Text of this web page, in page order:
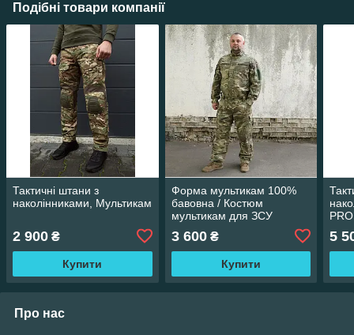
Подібні товари компанії
Тактичні штани з
наколінниками, Мультикам
2 900 ₴
Купити
Форма мультикам 100%
бавовна / Костюм
мультикам для ЗСУ
3 600₴
Купити
5
Про нас